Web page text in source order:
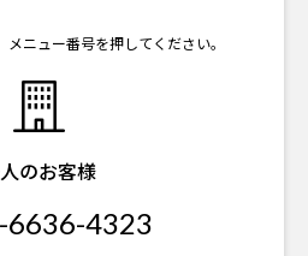
ニュー番号を押してください。
のお客様
6636-4323